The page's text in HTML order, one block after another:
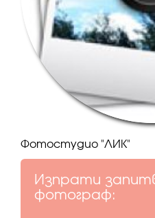
Фотостудио "ЛИК"
Изпрати
фотограф: